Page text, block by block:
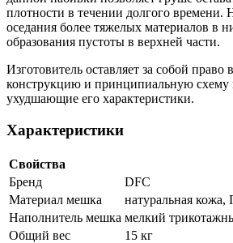
плотности в течении долгого времени.
оседания более тяжелых материалов в
образования пустоты в верхней части.
Изготовитель оставляет за собой право
конструкцию и принципиальную схему
ухудшающие его характеристики.
Характеристики
Свойства
Бренд
DFC
Материал мешка
натуральная
Наполнитель мешка мелкий
Общий вес
15 кг